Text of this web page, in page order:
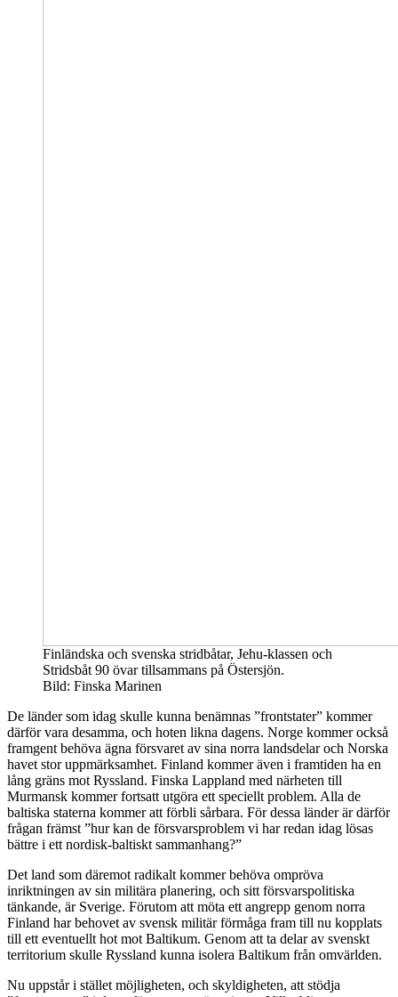
Finländska och svenska stridbåtar, Jehu-klassen och
Stridsbåt 90 övar tillsammans på Östersjön.
Bild: Finska Marinen
De länder som idag skulle kunna benämnas ”frontstater” kommer
därför vara desamma, och hoten likna dagens. Norge kommer också
framgent behöva ägna försvaret av sina norra landsdelar och Norska
havet stor uppmärksamhet. Finland kommer även i framtiden ha en
lång gräns mot Ryssland. Finska Lappland med närheten till
Murmansk kommer fortsatt utgöra ett speciellt problem. Alla de
baltiska staterna kommer att förbli sårbara. För dessa länder är därför
frågan främst ”hur kan de försvarsproblem vi har redan idag lösas
bättre i ett nordisk-baltiskt sammanhang?”
Det land som däremot radikalt kommer behöva ompröva
inriktningen av sin militära planering, och sitt försvarspolitiska
tänkande, är Sverige. Förutom att möta ett angrepp genom norra
Finland har behovet av svensk militär förmåga fram till nu kopplats
till ett eventuellt hot mot Baltikum. Genom att ta delar av svenskt
territorium skulle Ryssland kunna isolera Baltikum från omvärlden.
Nu uppstår i stället möjligheten, och skyldigheten, att stödja